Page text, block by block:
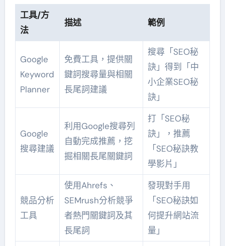
工具/方
法
描述 範例
Google
Keyword
Planner
免費工具，提供關
鍵詞搜尋量與相關
長尾詞建議
搜尋「SEO秘
訣」得到「中
小企業SEO秘
訣」
Google
搜尋建議
利用Google搜尋列
自動完成推薦，挖
掘相關長尾關鍵詞
打「SEO秘
訣」，推薦
「SEO秘訣教
學影片」
競品分析
工具
使用Ahrefs、
SEMrush分析競爭
者熱門關鍵詞及其
長尾詞
發現對手用
「SEO秘訣如
何提升網站流
量」